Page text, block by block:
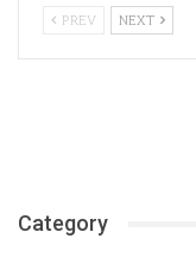
PREV NEXT
Category